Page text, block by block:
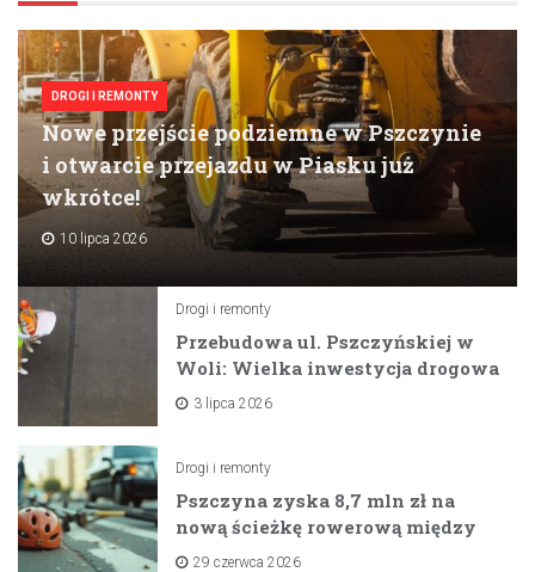
DROGI I REMONTY
Nowe przejście podziemne w Pszczynie
i otwarcie przejazdu w Piasku już
wkrótce!
10 lipca 2026
Drogi i remonty
Przebudowa ul. Pszczyńskiej w
Woli: Wielka inwestycja drogowa
na horyzoncie
3 lipca 2026
Drogi i remonty
Pszczyna zyska 8,7 mln zł na
nową ścieżkę rowerową między
zaporami
29 czerwca 2026